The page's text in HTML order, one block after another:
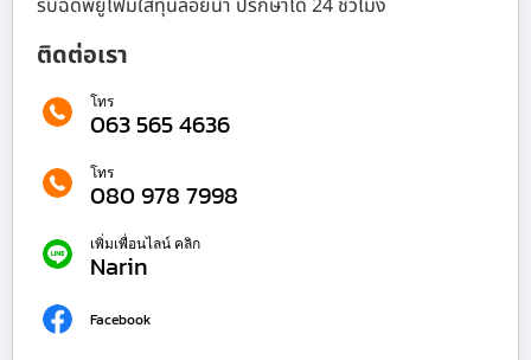
ติดต่อเรา
โทร
063 565 4636
โทร
080 978 7998
เพิ่มเพื่อนไลน์ คลิก
Narin
Facebook